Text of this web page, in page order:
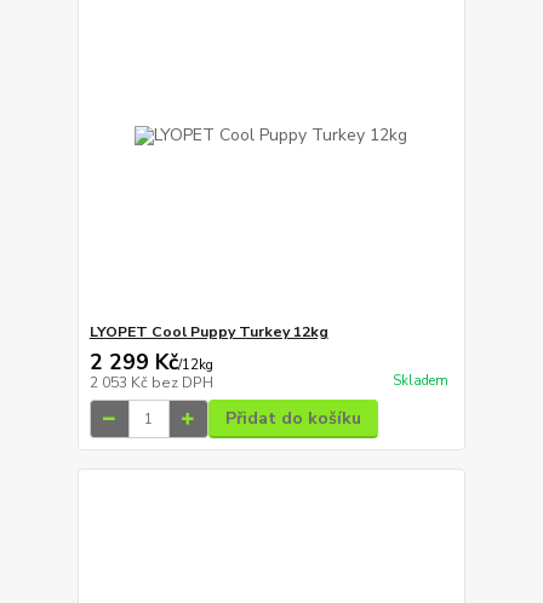
LYOPET Cool Puppy Turkey 12kg
2 299 Kč/12kg
2 053 Kč bez DPH Skladem
Přidat do košíku